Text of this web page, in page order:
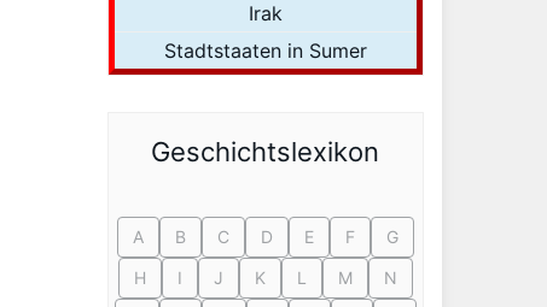
Irak
Stadtstaaten in Sumer
Geschichtslexikon
A B C D E F
G
H
I J K L M
N